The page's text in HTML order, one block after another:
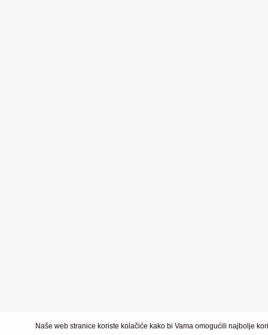
Naše web stranice koriste kolačiće kako bi Vama omogućili najbolje